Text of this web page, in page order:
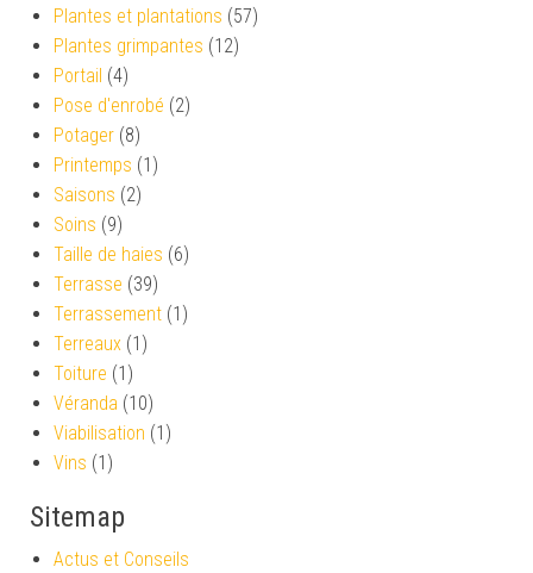
Plantes et plantations (57)
Plantes grimpantes (12)
Portail (4)
Pose d'enrobé (2)
Potager (8)
Printemps (1)
Saisons (2)
Soins (9)
Taille de haies (6)
Terrasse (39)
Terrassement (1)
Terreaux (1)
Toiture (1)
Véranda (10)
Viabilisation (1)
Vins (1)
Sitemap
Actus et Conseils